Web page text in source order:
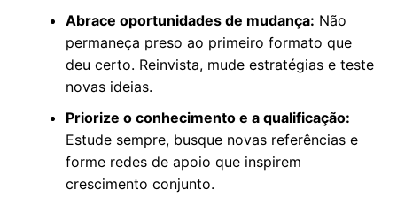
Abrace oportunidades de mudança: Não
permaneça preso ao primeiro formato que
deu certo. Reinvista, mude estratégias e teste
novas ideias.
Priorize o conhecimento e a qualificação:
Estude sempre, busque novas referências e
forme redes de apoio que inspirem
crescimento conjunto.